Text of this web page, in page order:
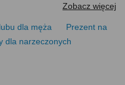
Zobacz więcej
dla męża
Prezent na
dla narzeczonych